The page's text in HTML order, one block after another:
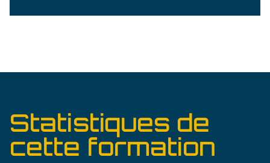
Statistiques de
cette formation